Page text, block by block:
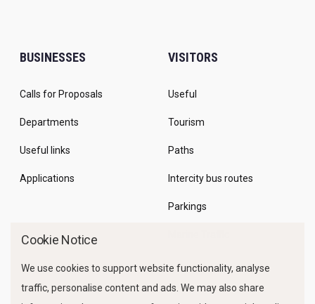
BUSINESSES
Calls for Proposals
Departments
Useful links
Applications
VISITORS
Useful
Tourism
Paths
Intercity bus routes
Parkings
Cookie Notice
We use cookies to support website functionality, analyse
traffic, personalise content and ads. We may also share